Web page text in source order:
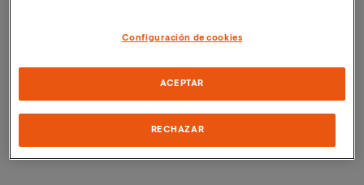
del Pregrado en Lengua y Literatura
Configuración de cookies
RECHAZAR
ACEPTAR